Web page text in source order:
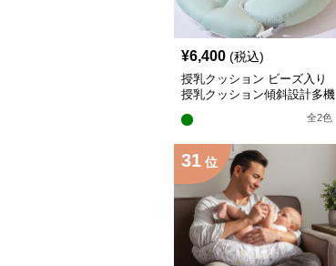
¥6,400 (税込)
授乳クッション ビーズ入り
授乳クッション傾斜設計多機
全2色
31 位